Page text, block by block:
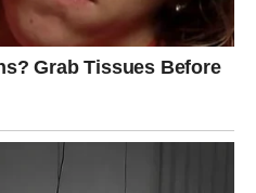
je vreme da to pokažete.
Možda neće sve doći
da stvari idu u dobrom
ga.